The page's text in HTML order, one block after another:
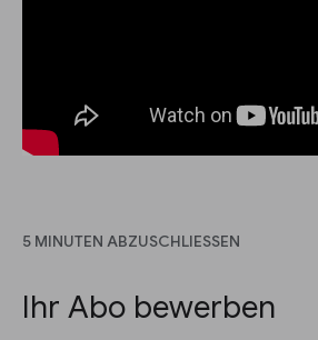
5 MINUTEN ABZUSCHLIESSEN
Ihr Abo bewerben